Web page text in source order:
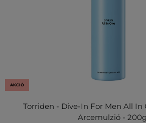
AKCIÓ
Torriden - Dive-In For Men All In
Arcemulzió - 200g